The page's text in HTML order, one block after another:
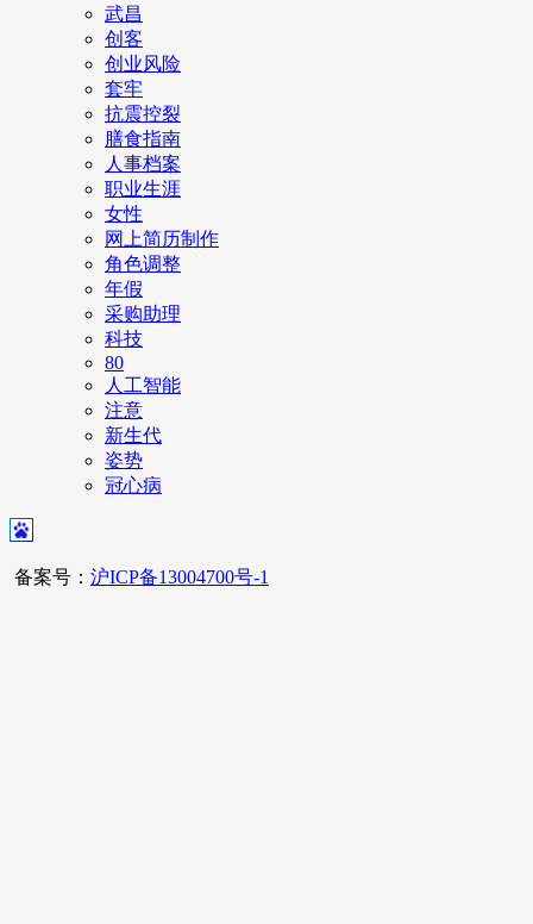
武昌
创客
创业风险
套牢
抗震控裂
膳食指南
人事档案
职业生涯
女性
网上简历制作
角色调整
年假
采购助理
科技
80
人工智能
注意
新生代
姿势
冠心病
备案号： 沪ICP备13004700号-1